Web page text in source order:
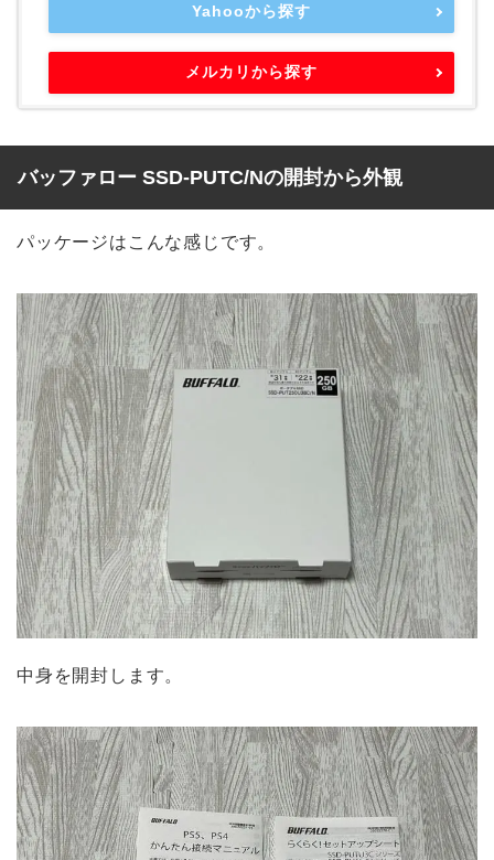
Yahooから探す
メルカリから探す
バッファロー SSD-PUTC/Nの開封から外観
パッケージはこんな感じです。
中身を開封します。